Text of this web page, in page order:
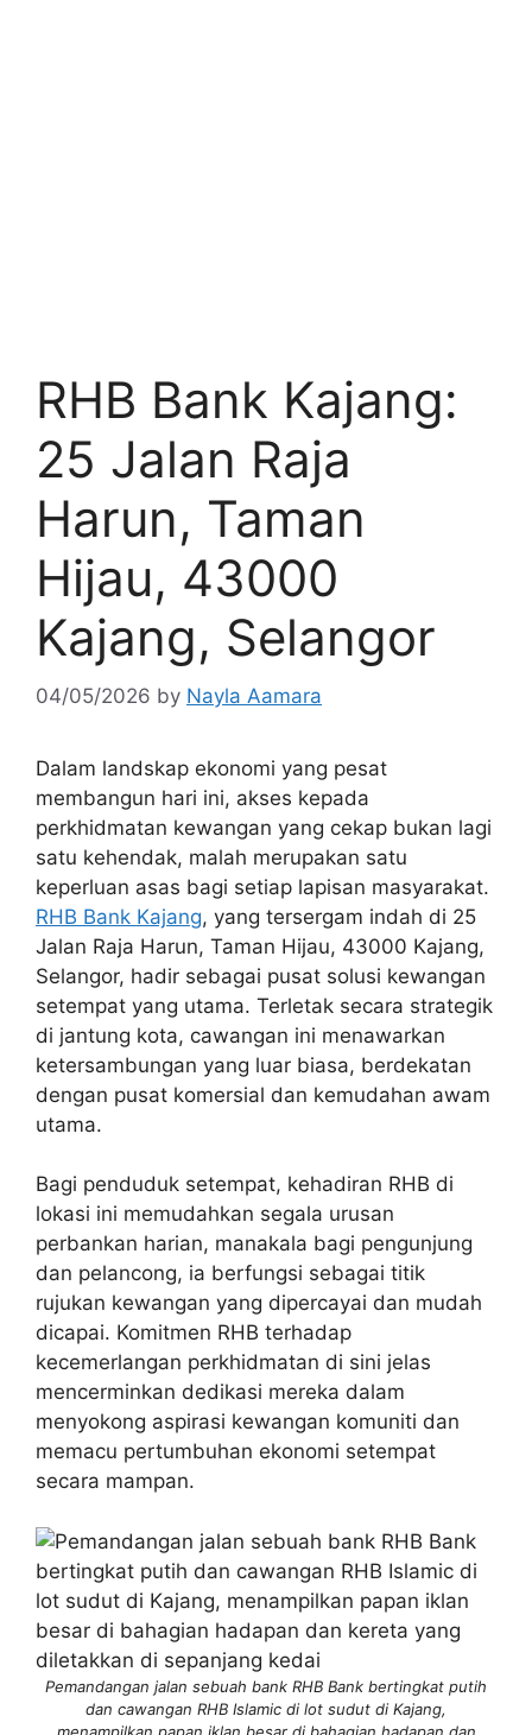
RHB Bank Kajang:
25 Jalan Raja
Harun, Taman
Hijau, 43000
Kajang, Selangor
04/05/2026 by Nayla Aamara
Dalam landskap ekonomi yang pesat
membangun hari ini, akses kepada
perkhidmatan kewangan yang cekap bukan lagi
satu kehendak, malah merupakan satu
keperluan asas bagi setiap lapisan masyarakat.
RHB Bank Kajang, yang tersergam indah di 25
Jalan Raja Harun, Taman Hijau, 43000 Kajang,
Selangor, hadir sebagai pusat solusi kewangan
setempat yang utama. Terletak secara strategik
di jantung kota, cawangan ini menawarkan
ketersambungan yang luar biasa, berdekatan
dengan pusat komersial dan kemudahan awam
utama.
Bagi penduduk setempat, kehadiran RHB di
lokasi ini memudahkan segala urusan
perbankan harian, manakala bagi pengunjung
dan pelancong, ia berfungsi sebagai titik
rujukan kewangan yang dipercayai dan mudah
dicapai. Komitmen RHB terhadap
kecemerlangan perkhidmatan di sini jelas
mencerminkan dedikasi mereka dalam
menyokong aspirasi kewangan komuniti dan
memacu pertumbuhan ekonomi setempat
secara mampan.
Pemandangan jalan sebuah bank RHB Bank bertingkat putih
dan cawangan RHB Islamic di lot sudut di Kajang,